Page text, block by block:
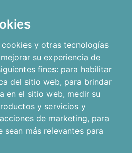
y otras tecnologías
su experiencia de
fines: para habilitar
del sitio web, para brindar
en el sitio web, medir su
y servicios y
de marketing, para
sean más relevantes para